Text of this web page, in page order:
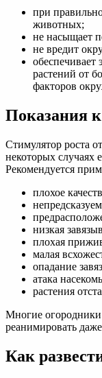
при
животных;
не насыщает
не вредит
растений от
факторов
Показания
Стимулятор роста
некоторых случаях
Рекомендуется
плохое
низкая
плохая
малая
опадание
атака
растения
Многие огородники
реанимировать
Как